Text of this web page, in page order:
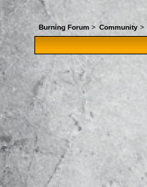
Burning Forum > Community>